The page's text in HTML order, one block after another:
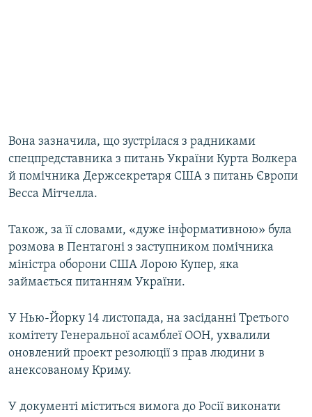
Вона зазначила, що зустрілася з радниками
спецпредставника з питань України Курта Волкера
й помічника Держсекретаря США з питань Європи
Весса Мітчелла.
Також, за її словами, «дуже інформативною» була
розмова в Пентагоні з заступником помічника
міністра оборони США Лорою Купер, яка
займається питанням України.
У Нью-Йорку 14 листопада, на засіданні Третього
комітету Генеральної асамблеї ООН, ухвалили
оновлений проект резолюції з прав людини в
анексованому Криму.
У документі міститься вимога до Росії виконати